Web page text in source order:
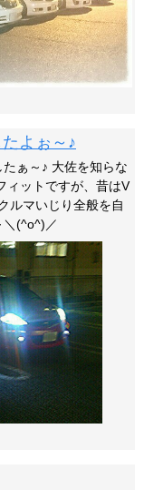
よぉ～♪
ぁ～♪ 大佐を知らな
ィットですが、昔はV
ルマいじり全般を自
＼(^o^)／